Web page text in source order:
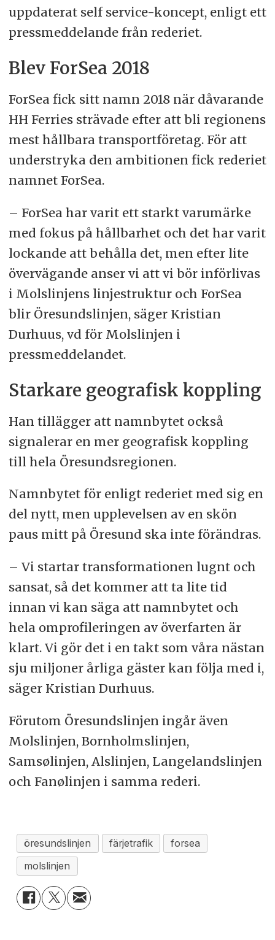
uppdaterat self service-koncept, enligt ett
pressmeddelande från rederiet.
Blev ForSea 2018
ForSea fick sitt namn 2018 när dåvarande
HH Ferries strävade efter att bli regionens
mest hållbara transportföretag. För att
understryka den ambitionen fick rederiet
namnet ForSea.
– ForSea har varit ett starkt varumärke
med fokus på hållbarhet och det har varit
lockande att behålla det, men efter lite
övervägande anser vi att vi bör införlivas
i Molslinjens linjestruktur och ForSea
blir Öresundslinjen, säger Kristian
Durhuus, vd för Molslinjen i
pressmeddelandet.
Starkare geografisk koppling
Han tillägger att namnbytet också
signalerar en mer geografisk koppling
till hela Öresundsregionen.
Namnbytet för enligt rederiet med sig en
del nytt, men upplevelsen av en skön
paus mitt på Öresund ska inte förändras.
– Vi startar transformationen lugnt och
sansat, så det kommer att ta lite tid
innan vi kan säga att namnbytet och
hela omprofileringen av överfarten är
klart. Vi gör det i en takt som våra nästan
sju miljoner årliga gäster kan följa med i,
säger Kristian Durhuus.
Förutom Öresundslinjen ingår även
Molslinjen, Bornholmslinjen,
Samsølinjen, Alslinjen, Langelandslinjen
och Fanølinjen i samma rederi.
öresundslinjen färjetrafik
forsea
molslinjen